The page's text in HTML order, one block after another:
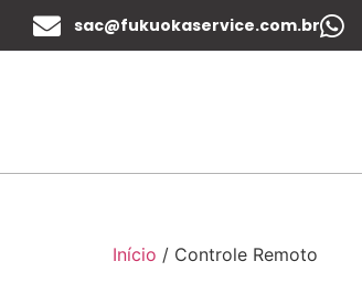
sac@fukuokaservice.com.br
Início / Controle Remoto